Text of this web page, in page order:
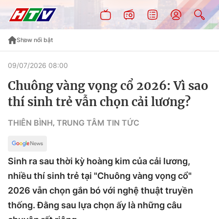
Show nổi bật
09/07/2026 08:00
Chuông vàng vọng cổ 2026: Vì sao
thí sinh trẻ vẫn chọn cải lương?
THIÊN BÌNH, TRUNG TÂM TIN TỨC
Sinh ra sau thời kỳ hoàng kim của cải lương,
nhiều thí sinh trẻ tại "Chuông vàng vọng cổ"
2026 vẫn chọn gắn bó với nghệ thuật truyền
thống. Đằng sau lựa chọn ấy là những câu